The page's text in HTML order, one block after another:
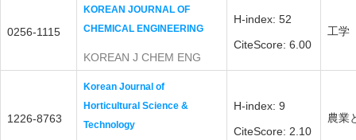
0256-1115
KOREAN JOURNAL OF
CHEMICAL ENGINEERING
KOREAN J CHEM ENG
H-index: 52
CiteScore: 6.00
工学
1226-8763
Korean Journal of
Horticultural Science &
Technology
H-index: 9
CiteScore: 2.10
農業